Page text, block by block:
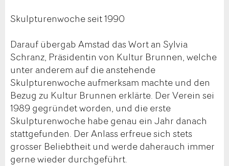
Skulpturenwoche seit 1990
Darauf übergab Amstad das Wort an Sylvia
Schranz, Präsidentin von Kultur Brunnen, welche
unter anderem auf die anstehende
Skulpturenwoche aufmerksam machte und den
Bezug zu Kultur Brunnen erklärte. Der Verein sei
1989 gegründet worden, und die erste
Skulpturenwoche habe genau ein Jahr danach
stattgefunden. Der Anlass erfreue sich stets
grosser Beliebtheit und werde daherauch immer
gerne wieder durchgeführt.